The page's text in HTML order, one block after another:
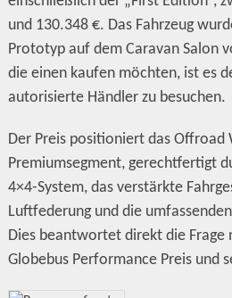
und 130.348 €. Das Fahrzeug
Prototyp auf dem Caravan Salon
die einen kaufen möchten, ist es
autorisierte Händler zu besuchen.
Der Preis positioniert das
Premiumsegment, gerechtfertigt
4×4-System, das verstärkte
Luftfederung und die
Dies beantwortet direkt die Frage
Globebus Performance Preis und